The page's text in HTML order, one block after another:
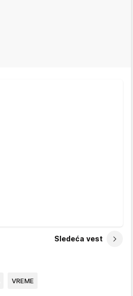
Sledeća vest
VREME